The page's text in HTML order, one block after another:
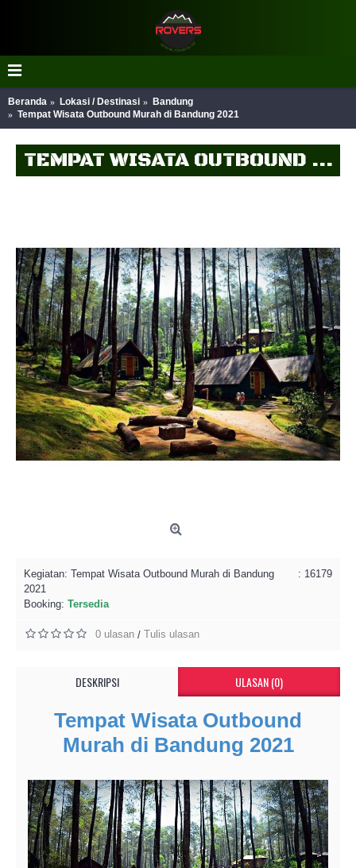
Beranda Lokasi / Destinasi
Bandung
Tempat Wisata Outbound Murah di Bandung 2021
TEMPAT WISATA OUTBOUND MURAH DI BANDUNG 2021
: 16179
Kegiatan: Tempat Wisata Outbound Murah di Bandung
2021
Booking: Tersedia
0 ulasan / Tulis ulasan
DESKRIPSI ULASAN (0)
Tempat Wisata Outbound
Murah di Bandung 2021